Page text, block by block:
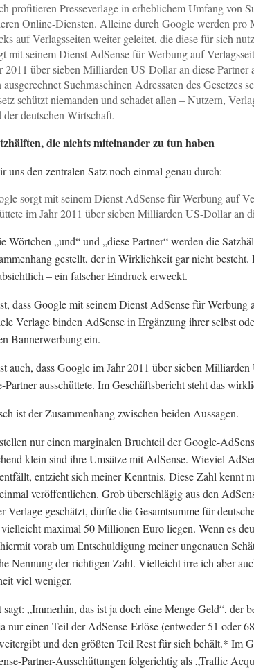
profitieren Presseverlage in erheblichem Umfang von
Online-Diensten. Alleine durch Google werden pro
auf Verlagsseiten weiter geleitet, die diese für sich
mit seinem Dienst AdSense für Werbung auf
2011 über sieben Milliarden US-Dollar an diese Partner
ausgerechnet Suchmaschinen Adressaten des Gesetzes
schützt niemanden und schadet allen – Nutzern,
der deutschen Wirtschaft.
die nichts miteinander zu tun haben
uns den zentralen Satz noch einmal genau durch:
sorgt mit seinem Dienst AdSense für Werbung auf
im Jahr 2011 über sieben Milliarden US-Dollar an
Wörtchen „und“ und „diese Partner“ werden die
gestellt, der in Wirklichkeit gar nicht
– ein falscher Eindruck erweckt.
dass Google mit seinem Dienst AdSense für Werbung
Verlage binden AdSense in Ergänzung ihrer selbst
Bannerwerbung ein.
auch, dass Google im Jahr 2011 über sieben
Partner ausschüttete. Im Geschäftsbericht steht das
ist der Zusammenhang zwischen beiden Aussagen.
nur einen marginalen Bruchteil der Google-
klein sind ihre Umsätze mit AdSense. Wieviel
entzieht sich meiner Kenntnis. Diese Zahl kennt
veröffentlichen. Grob überschlägig aus den
Verlage geschätzt, dürfte die Gesamtsumme für
maximal 50 Millionen Euro liegen. Wenn es
vorab um Entschuldigung meiner ungenauen
Nennung der richtigen Zahl. Vielleicht irre ich aber
viel weniger.
sagt: „Immerhin, das ist ja doch eine Menge Geld“, der
nur einen Teil der AdSense-Erlöse (entweder 51 oder
und den größten TeilRest für sich behält.* Im
Partner-Ausschüttungen folgerichtig als „Traffic